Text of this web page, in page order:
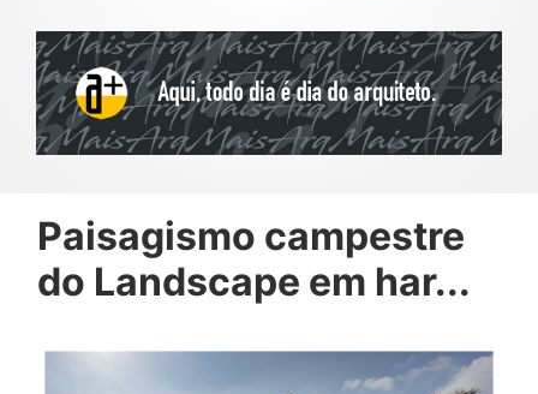
Paisagismo campestre
do Landscape em har...